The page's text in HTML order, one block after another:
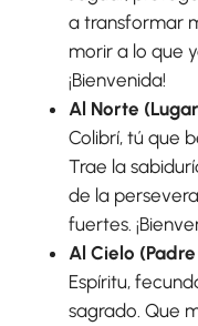
a transformar
morir a lo que
¡Bienvenida!
Al Norte
Colibrí, tú que
Trae la
de la
fuertes.
Al Cielo
Espíritu,
sagrado. Que